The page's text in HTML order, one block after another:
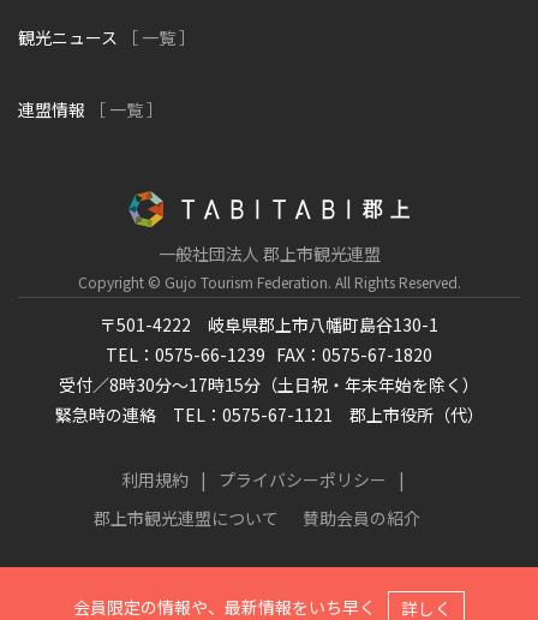
観光ニュース ［ 一覧 ］
連盟情報 ［ 一覧 ］
一般社団法人 郡上市観光連盟
Copyright © Gujo Tourism Federation. All Rights Reserved.
〒501-4222 岐阜県郡上市八幡町島谷130-1
TEL：0575-66-1239 FAX：0575-67-1820
受付／8時30分～17時15分（土日祝・年末年始を除く）
緊急時の連絡 TEL：0575-67-1121 郡上市役所（代）
利用規約
プライバシーポリシー
郡上市観光連盟について
賛助会員の紹介
会員限定の情報や、最新情報をいち早く 詳しく